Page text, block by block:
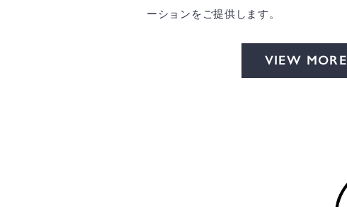
ーションをご提供します。
VIEW MORE